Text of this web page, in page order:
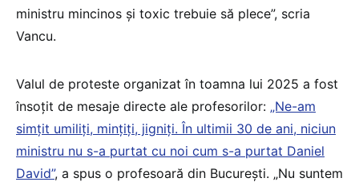
ministru mincinos și toxic trebuie să plece”, scria
Vancu.
Valul de proteste organizat în toamna lui 2025 a fost
însoțit de mesaje directe ale profesorilor: „Ne-am
simțit umiliți, mințiți, jigniți. În ultimii 30 de ani, niciun
ministru nu s-a purtat cu noi cum s-a purtat Daniel
David”, a spus o profesoară din București. „Nu suntem